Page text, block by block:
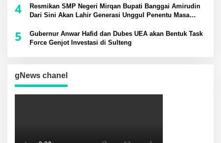
4
Resmikan SMP Negeri Mirqan Bupati Banggai Amirudin
Dari Sini Akan Lahir Generasi Unggul Penentu Masa
5
Gubernur Anwar Hafid dan Dubes UEA akan Bentuk Task
Force Genjot Investasi di Sulteng
gNews chanel